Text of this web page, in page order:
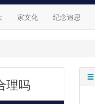
家文化 纪念追思
理吗